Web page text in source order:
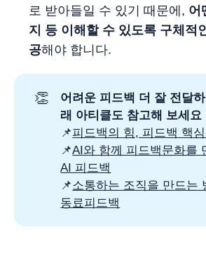
로 받아들일 수 있기 때문에, 어
지 등 이해할 수 있도록 구체적
공해야 합니다.
👏
어려운 피드백 더 잘 전달
래 아티클도 참고해 보세요
📌피드백의 힘, 피드백 핵
📌AI와 함께 피드백문화를
AI 피드백
📌소통하는 조직을 만드는
동료피드백